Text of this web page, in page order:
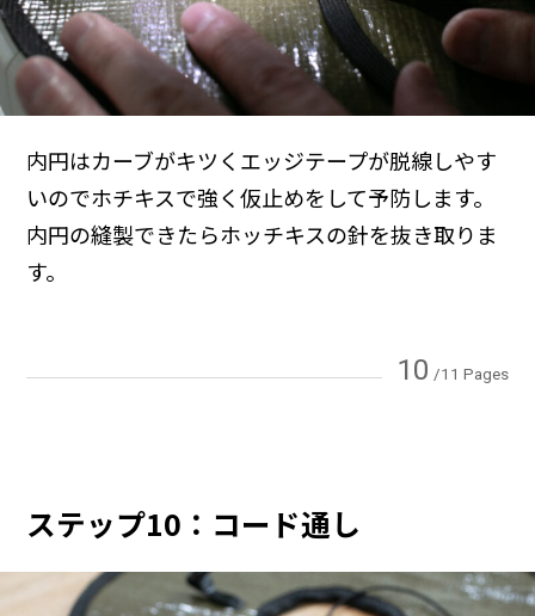
内円はカーブがキツくエッジテープが脱線しやす
いのでホチキスで強く仮止めをして予防します。
内円の縫製できたらホッチキスの針を抜き取りま
す。
10 /11 Pages
ステップ10：コード通し